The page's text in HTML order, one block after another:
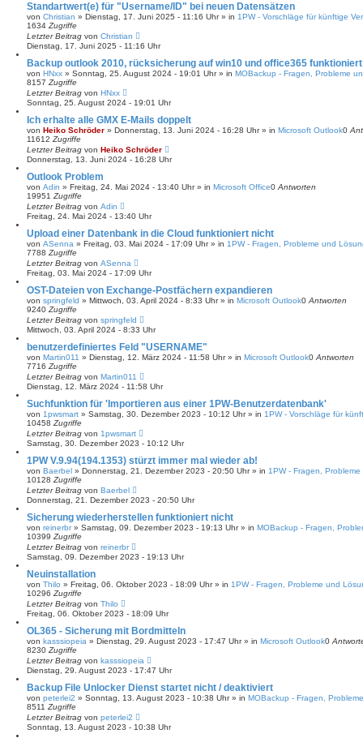
Standartwert(e) für "Username/ID" bei neuen Datensätzen
von Christian » Dienstag, 17. Juni 2025 - 11:16 Uhr» in 1PW - Vorschläge für künftige
1634 Zugriffe
Letzter Beitrag von Christian
Dienstag, 17. Juni 2025 - 11:16 Uhr
Backup outlook 2010, rücksicherung auf win10 und office365
von HNxx » Sonntag, 25. August 2024 - 19:01 Uhr» in MOBackup - Fragen, Probleme
8157 Zugriffe
Letzter Beitrag von HNxx
Sonntag, 25. August 2024 - 19:01 Uhr
Ich erhalte alle GMX E-Mails doppelt
von Heiko Schröder » Donnerstag, 13. Juni 2024 - 16:28 Uhr» in Microsoft Outlook0
11612 Zugriffe
Letzter Beitrag von Heiko Schröder
Donnerstag, 13. Juni 2024 - 16:28 Uhr
Outlook Problem
von Adin » Freitag, 24. Mai 2024 - 13:40 Uhr» in Microsoft Office0 Antworten
19951 Zugriffe
Letzter Beitrag von Adin
Freitag, 24. Mai 2024 - 13:40 Uhr
Upload einer Datenbank in die Cloud funktioniert nicht
von ASenna » Freitag, 03. Mai 2024 - 17:09 Uhr» in 1PW - Fragen, Probleme und
7788 Zugriffe
Letzter Beitrag von ASenna
Freitag, 03. Mai 2024 - 17:09 Uhr
OST-Dateien von Exchange-Postfächern expandieren
von springfeld » Mittwoch, 03. April 2024 - 8:33 Uhr» in Microsoft Outlook0 Antworten
9240 Zugriffe
Letzter Beitrag von springfeld
Mittwoch, 03. April 2024 - 8:33 Uhr
benutzerdefiniertes Feld "USERNAME"
von Martin011 » Dienstag, 12. März 2024 - 11:58 Uhr» in Microsoft Outlook0 Antworten
7716 Zugriffe
Letzter Beitrag von Martin011
Dienstag, 12. März 2024 - 11:58 Uhr
Suchfunktion für 'Importieren aus einer 1PW-Benutzerdatenbank'
von 1pwsmart » Samstag, 30. Dezember 2023 - 10:12 Uhr» in 1PW - Vorschläge für
10458 Zugriffe
Letzter Beitrag von 1pwsmart
Samstag, 30. Dezember 2023 - 10:12 Uhr
1PW V.9.94(194.1353) stürzt immer mal wieder ab!
von Baerbel » Donnerstag, 21. Dezember 2023 - 20:50 Uhr» in 1PW - Fragen,
10128 Zugriffe
Letzter Beitrag von Baerbel
Donnerstag, 21. Dezember 2023 - 20:50 Uhr
Sicherung wiederherstellen funktioniert nicht
von reinerbr» Samstag, 09. Dezember 2023 - 19:13 Uhr» in MOBackup - Fragen,
10399 Zugriffe
Letzter Beitrag von reinerbr
Samstag, 09. Dezember 2023 - 19:13 Uhr
Neuinstallation
von Thilo » Freitag, 06. Oktober 2023 - 18:09 Uhr» in 1PW - Fragen, Probleme und
10296 Zugriffe
Letzter Beitrag von Thilo
Freitag, 06. Oktober 2023 - 18:09 Uhr
OL365 - Sicherung mit Bordmitteln
von kasssiopeia » Dienstag, 29. August 2023 - 17:47 Uhr» in Microsoft Outlook0
8230 Zugriffe
Letzter Beitrag von kasssiopeia
Dienstag, 29. August 2023 - 17:47 Uhr
Backup File Unlocker Dienst startet nicht / deaktiviert
von peterlei2 » Sonntag, 13. August 2023 - 10:38 Uhr» in MOBackup - Fragen,
8511 Zugriffe
Letzter Beitrag von peterlei2
Sonntag, 13. August 2023 - 10:38 Uhr